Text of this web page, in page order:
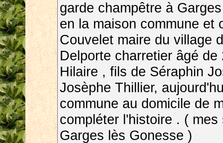
garde champêtre à
en la maison commune et
Couvelet maire du village
Delporte charretier âgé
Hilaire , fils de Séraphin
Josèphe Thillier,
commune au domicile de
compléter l'histoire . (
Garges lès Gonesse )